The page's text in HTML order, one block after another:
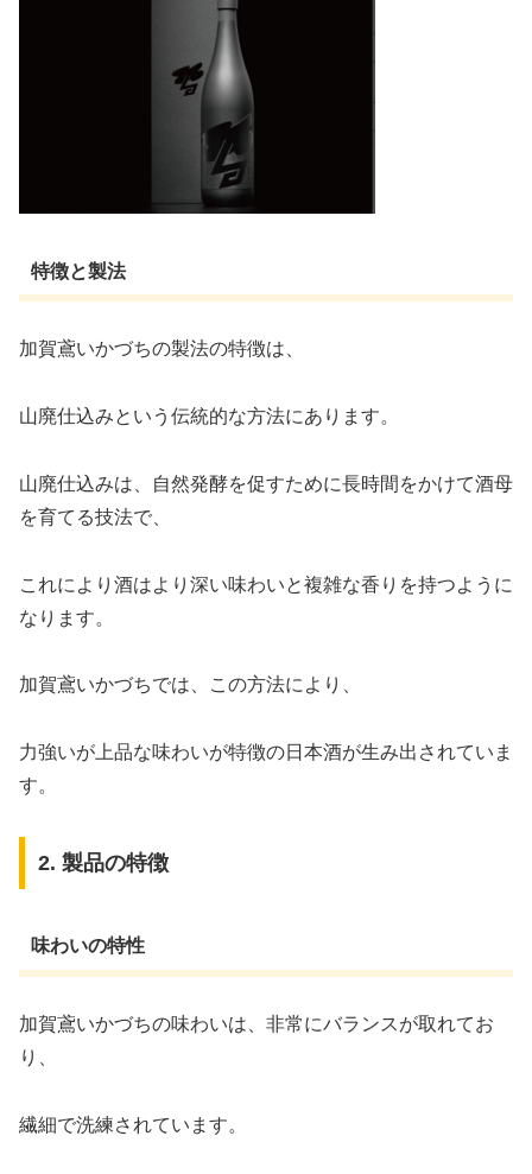
特徴と製法
加賀鳶いかづちの製法の特徴は、
山廃仕込みという伝統的な方法にあります。
山廃仕込みは、自然発酵を促すために長時間をかけて酒母
を育てる技法で、
これにより酒はより深い味わいと複雑な香りを持つように
なります。
加賀鳶いかづちでは、この方法により、
力強いが上品な味わいが特徴の日本酒が生み出されていま
す。
2. 製品の特徴
味わいの特性
加賀鳶いかづちの味わいは、非常にバランスが取れてお
り、
繊細で洗練されています。